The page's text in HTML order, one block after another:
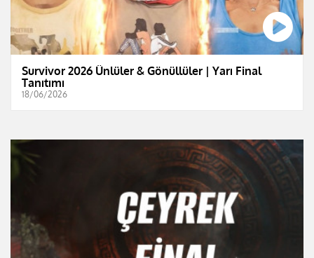
Survivor 2026 Ünlüler & Gönüllüler | Yarı Final
Tanıtımı
18/06/2026